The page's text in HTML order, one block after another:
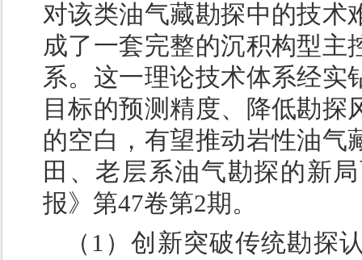
对该类油气藏勘探中的技术
成了一套完整的沉积构型主
系。这一理论技术体系经实
目标的预测精度、降低勘
的空白，有望推动岩性油气
田、老层系油气勘探的新
报》第47卷第2期。
（1）创新突破传统勘探